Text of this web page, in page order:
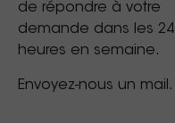
de répondre à votre
demande dans les 24
heures en semaine.
Envoyez-nous un mail.